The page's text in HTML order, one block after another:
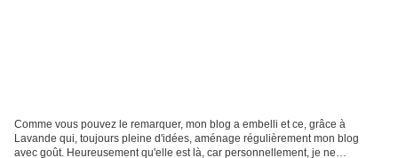
Comme vous pouvez le remarquer, mon blog a embelli et ce, grâce à
Lavande qui, toujours pleine d'idées, aménage régulièrement mon blog
avec goût. Heureusement qu'elle est là, car personnellement, je ne